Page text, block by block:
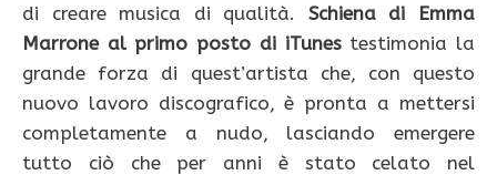
di creare musica di qualità. Schiena di Emma
Marrone al primo posto di iTunes testimonia la
grande forza di quest’artista che, con questo
nuovo lavoro discografico, è pronta a mettersi
completamente a nudo, lasciando emergere
tutto ciò che per anni è stato celato nel